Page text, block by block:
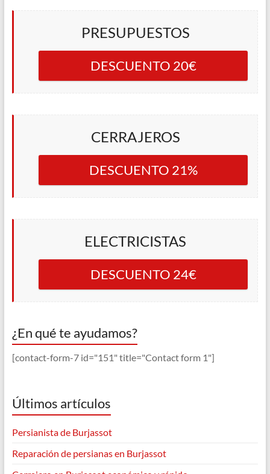
PRESUPUESTOS
DESCUENTO 20€
CERRAJEROS
DESCUENTO 21%
ELECTRICISTAS
DESCUENTO 24€
¿En qué te ayudamos?
[contact-form-7 id="151" title="Contact form 1"]
Últimos artículos
Persianista de Burjassot
Reparación de persianas en Burjassot